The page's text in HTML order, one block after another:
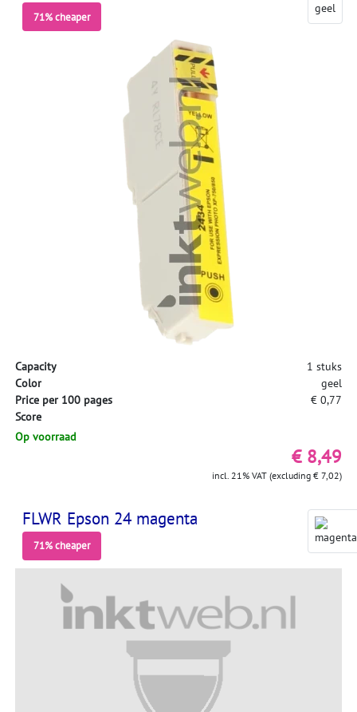
71% cheaper
Capacity
1 stuks
Color
geel
Price per 100 pages
€ 0,77
Score
Op voorraad
€ 8,49
incl. 21% VAT (excluding € 7,02)
FLWR Epson 24 magenta
71% cheaper